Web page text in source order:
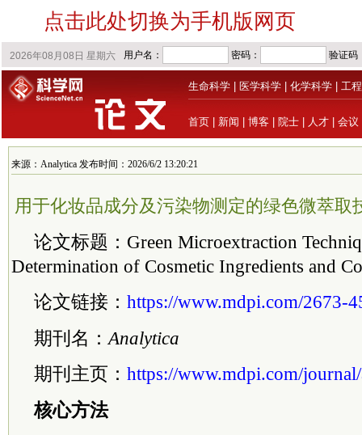
点击此处切换为手机版网页
生命科学 医学科学 化学科学 工
首页 新闻 博客 院士 人才 会议
来源：Analytica 发布时间：2026/6/2 13:20:21
用于化妆品成分及污染物测定的绿色微萃取
论文标题：Green Microextraction
Determination of Cosmetic Ingredients and
论文链接： https://www.mdpi.com/2673-
期刊名： Analytica
期刊主页： https://www.mdpi.com/
核心方法